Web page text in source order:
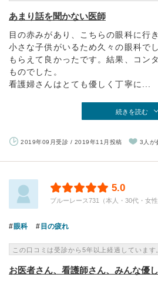
あまり話を聞かない医師
目の赤みがあり、こちらの眼科に行
小さな子供がいるため久々の眼科で
もらえて良かったです。結果、コン
ものでした。
看護婦さんはとても優しく丁寧に...
続きを読む
2019年09月受診 / 2019年11月投稿 3人が
5.0
ブルーレース731（本人・30代・女
眼科 目の疲れ
この口コミは受診から5年以上経過しています
お医者さん、看護師さん、みんな優し